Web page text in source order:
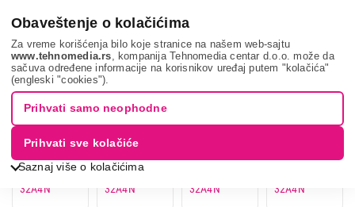
Obaveštenje o kolačićima
Za vreme korišćenja bilo koje stranice na našem web-sajtu
www.tehnomedia.rs , kompanija Tehnomedia centar d.o.o. može da
sačuva određene informacije na korisnikov uređaj putem "kolačića"
(engleski "cookies").
Saznaj više o kolačićima
Prihvati samo neophodne
Prihvati sve kolačiće
Hisense 32a4n...